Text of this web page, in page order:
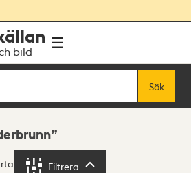
bild
Sök
Filtrera